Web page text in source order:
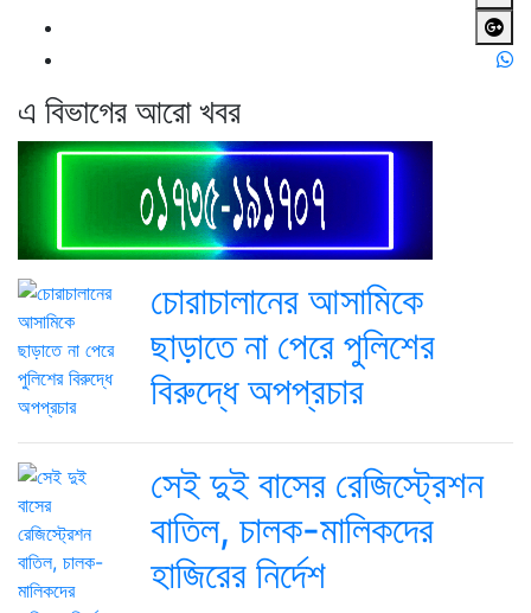
এ বিভাগের আরো খবর
চোরাচালানের আসামিকে
ছাড়াতে না পেরে পুলিশের
বিরুদ্ধে অপপ্রচার
সেই দুই বাসের রেজিস্ট্রেশন
বাতিল, চালক-মালিকদের
হাজিরের নির্দেশ